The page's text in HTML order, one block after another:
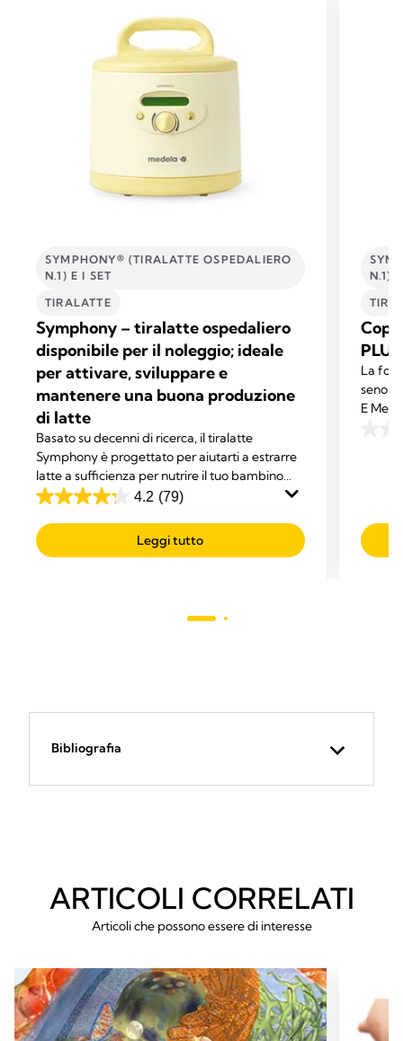
SYMPHONY® (TIRALATTE OSPEDALIERO
N.1) E I SET
TIRALATTE
Symphony – tiralatte ospedaliero
disponibile per il noleggio; ideale
per attivare, sviluppare e
mantenere una buona produzione
di latte
Basato su decenni di ricerca, il tiralatte
Symphony è progettato per aiutarti a estrarre
latte a sufficienza per nutrire il tuo bambino
esclusivamente con latte umano.
4.2 (79)
4.2
su
5
Leggi tutto
N.1)
PLUS
La
seno
E
Bibliografia
ARTICOLI CORRELATI
Articoli che possono essere di interesse